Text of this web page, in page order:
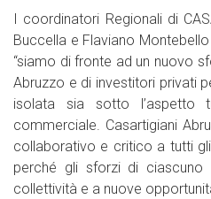
I coordinatori Regionali di
Buccella e Flaviano
“siamo di fronte ad un nuovo
Abruzzo e di investitori privati
isolata sia sotto l’aspetto
commerciale. Casartigiani
collaborativo e critico a tutti
perché gli sforzi di ciascuno
collettività e a nuove